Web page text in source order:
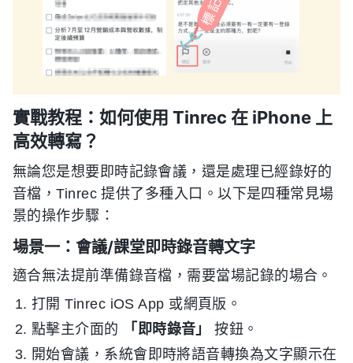
實戰教程：如何使用 Tinrec 在 iPhone 上
高效轉寫？
無論您是想要即時記錄會議，還是處理已經錄好的
音檔，Tinrec 提供了多種入口。以下是四種常見場
景的操作步驟：
場景一：會議/課堂即時錄音轉文字
適合無法提前準備錄音檔，需要當場記錄的場合。
打開 Tinrec iOS App 或網頁版。
點擊主介面的
「即時錄音」
按鈕。
開始會議，系統會即時將語音轉換為文字顯示在